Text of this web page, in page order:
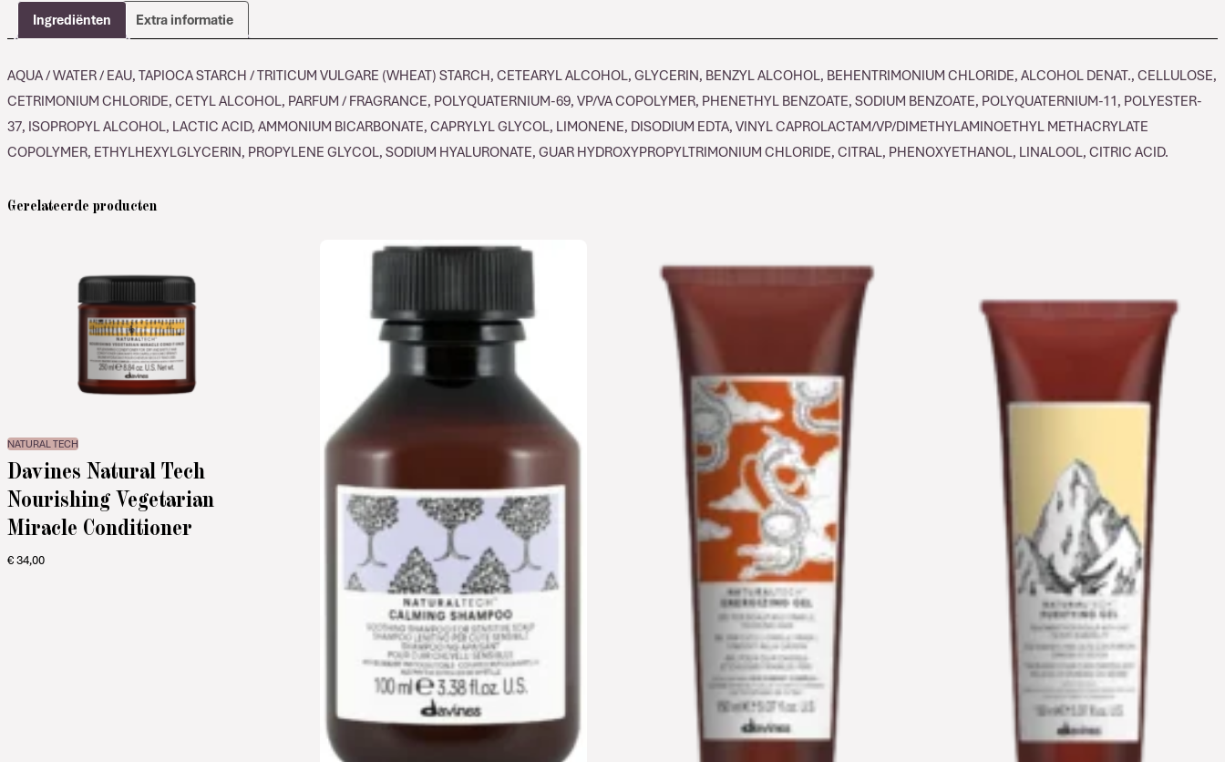
Ingrediënten Extra informatie
AQUA / WATER / EAU, TAPIOCA STARCH / TRITICUM VULGARE (WHEAT) STARCH, CETEARYL ALCOHOL, GLYCERIN, BENZYL ALCOHOL, BEHENTRIMONIUM CHLORIDE, ALCOHOL DENAT., CELLULOSE,
CETRIMONIUM CHLORIDE, CETYL ALCOHOL, PARFUM / FRAGRANCE, POLYQUATERNIUM-69, VP/VA COPOLYMER, PHENETHYL BENZOATE, SODIUM BENZOATE, POLYQUATERNIUM-11, POLYESTER-
37, ISOPROPYL ALCOHOL, LACTIC ACID, AMMONIUM BICARBONATE, CAPRYLYL GLYCOL, LIMONENE, DISODIUM EDTA, VINYL CAPROLACTAM/VP/DIMETHYLAMINOETHYL METHACRYLATE
COPOLYMER, ETHYLHEXYLGLYCERIN, PROPYLENE GLYCOL, SODIUM HYALURONATE, GUAR HYDROXYPROPYLTRIMONIUM CHLORIDE, CITRAL, PHENOXYETHANOL, LINALOOL, CITRIC ACID.
Gerelateerde producten
NATURAL TECH
Davines Natural Tech
Nourishing Vegetarian
Miracle Conditioner
€34,00